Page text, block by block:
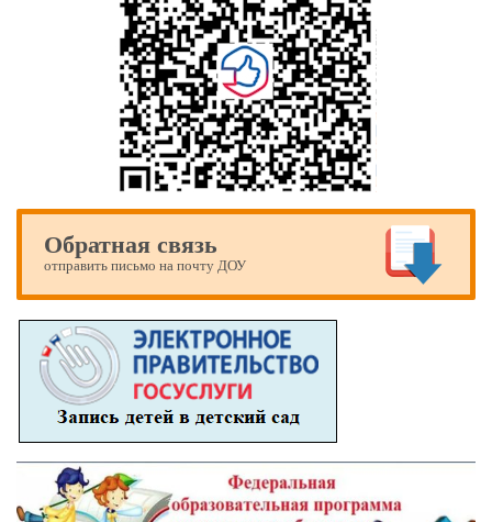
Обратная связь
отправить письмо на почту ДОУ